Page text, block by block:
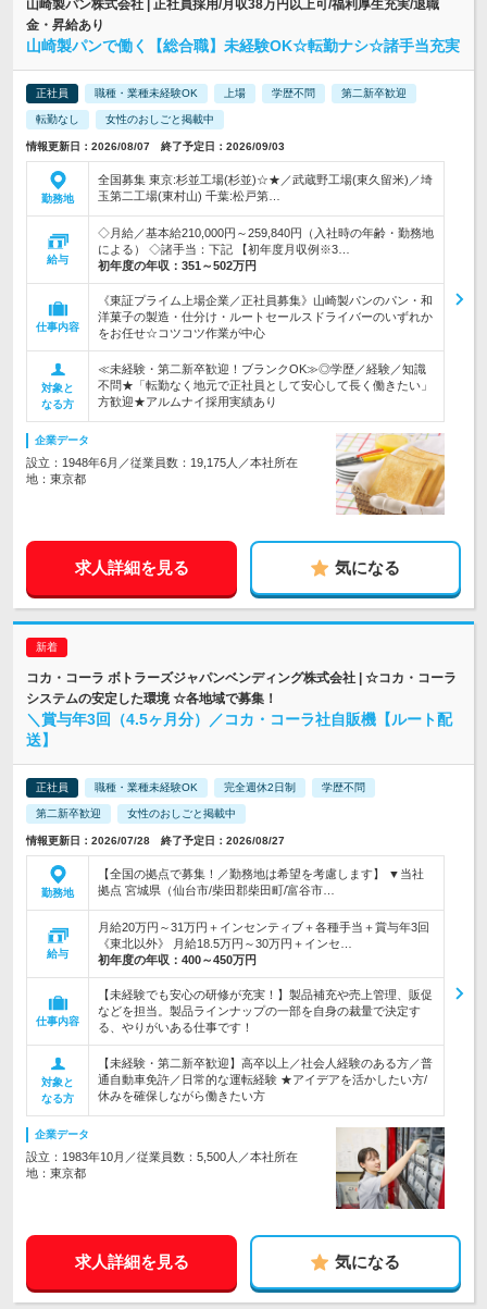
山崎製パン株式会社 | 正社員採用/月収38万円以上可/福利厚生充実/退職
金・昇給あり
山崎製パンで働く【総合職】未経験OK☆転勤ナシ☆諸手当充実
正社員 職種・業種未経験OK 上場 学歴不問 第二新卒歓迎
転勤なし 女性のおしごと掲載中
情報更新日：2026/08/07 終了予定日：2026/09/03
勤務地
全国募集 東京:杉並工場(杉並)☆★／武蔵野工場(東久留米)／埼
玉第二工場(東村山) 千葉:松戸第…
給与
◇月給／基本給210,000円～259,840円（入社時の年齢・勤務地
による） ◇諸手当：下記 【初年度月収例※3…
初年度の年収： 351～502万円
仕事内容
《東証プライム上場企業／正社員募集》山崎製パンのパン・和
洋菓子の製造・仕分け・ルートセールスドライバーのいずれか
をお任せ☆コツコツ作業が中心
対象と
なる方
≪未経験・第二新卒歓迎！ブランクOK≫◎学歴／経験／知識
不問★「転勤なく地元で正社員として安心して長く働きたい」
方歓迎★アルムナイ採用実績あり
企業データ
設立：1948年6月／従業員数：19,175人／本社所在
地：東京都
求人詳細を見る 気になる
コカ・コーラ ボトラーズジャパンベンディング株式会社 | ☆コカ・コーラ
システムの安定した環境 ☆各地域で募集！
＼賞与年3回（4.5ヶ月分）／コカ・コーラ社自販機【ルート配
送】
正社員 職種・業種未経験OK 完全週休2日制 学歴不問
第二新卒歓迎 女性のおしごと掲載中
情報更新日：2026/07/28 終了予定日：2026/08/27
勤務地
【全国の拠点で募集！／勤務地は希望を考慮します】 ▼当社
拠点 宮城県（仙台市/柴田郡柴田町/富谷市…
給与
月給20万円～31万円＋インセンティブ＋各種手当＋賞与年3回
《東北以外》 月給18.5万円～30万円＋インセ…
初年度の年収： 400～450万円
仕事内容
【未経験でも安心の研修が充実！】製品補充や売上管理、販促
などを担当。製品ラインナップの一部を自身の裁量で決定す
る、やりがいある仕事です！
対象と
なる方
【未経験・第二新卒歓迎】高卒以上／社会人経験のある方／普
通自動車免許／日常的な運転経験 ★アイデアを活かしたい方/
休みを確保しながら働きたい方
企業データ
設立：1983年10月／従業員数：5,500人／本社所在
地：東京都
求人詳細を見る 気になる